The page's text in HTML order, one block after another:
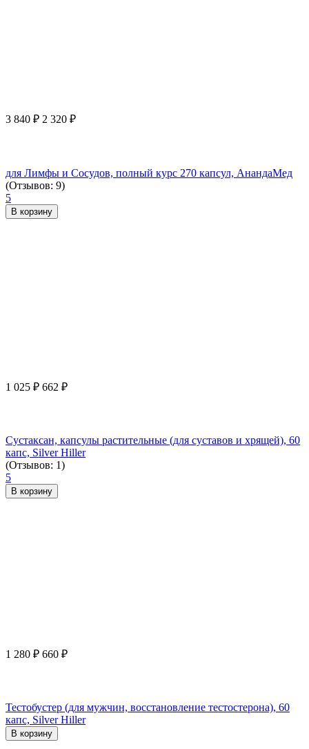
3 840 ₽ 2 320 ₽
для Лимфы и Сосудов, полный курс 270 капсул, АнандаМед
(Отзывов: 9)
5
В корзину
1 025 ₽ 662 ₽
Сустаксан, капсулы растительные (для суставов и хрящей), 60
капс, Silver Hiller
(Отзывов: 1)
5
В корзину
1 280 ₽ 660 ₽
Тестобустер (для мужчин, восстановление тестостерона), 60
капс, Silver Hiller
В корзину